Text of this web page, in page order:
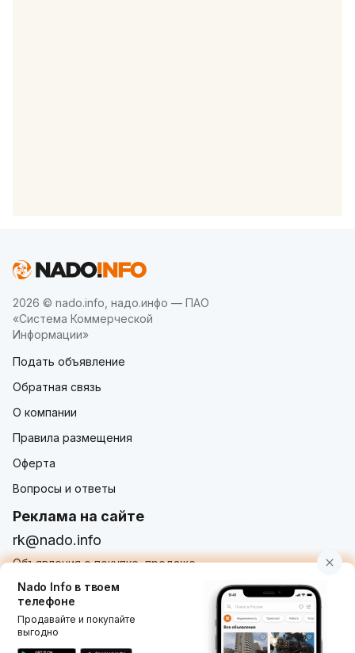
2026 © nado.info, надо.инфо — ПАО
«Система Коммерческой
Информации»
Подать объявление
Обратная связь
О компании
Правила размещения
Оферта
Вопросы и ответы
Реклама на сайте
rk@nado.info
Объявления о покупке, продаже,
услугах от частных лиц и организаций
Использование nado.info, в том числе и размещение
Nado Info в твоем
телефоне
Продавайте и покупайте
выгодно